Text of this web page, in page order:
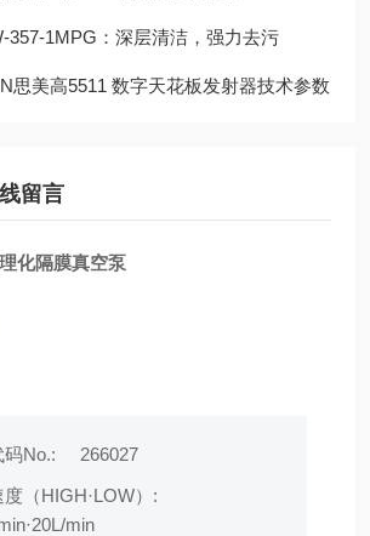
357-1MPG：深层清洁，强力去污
思美高5511 数字天花板发射器技术参数
留言
化隔膜真空泵
码No.:
266027
（HIGH·LOW）:
min